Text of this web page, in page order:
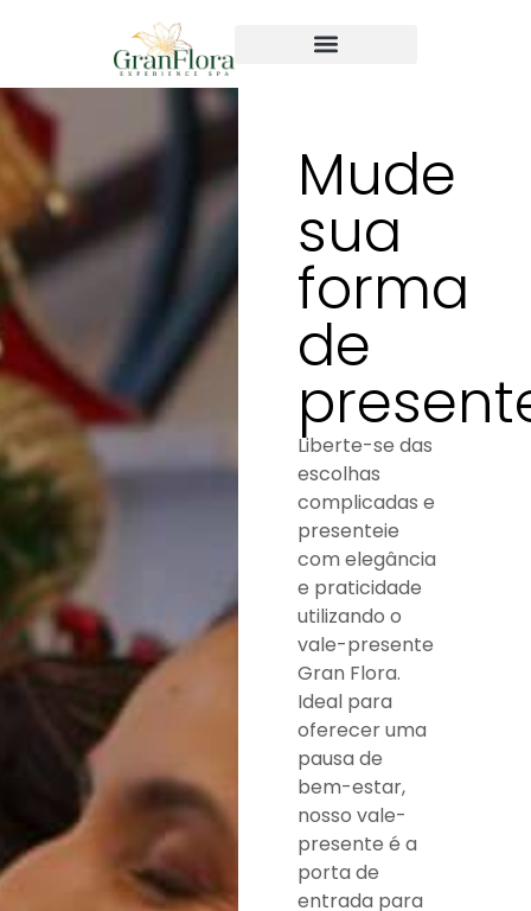
Mude
sua
forma
de
Liberte-se das
escolhas
complicadas e
presenteie
com elegância
e praticidade
utilizando o
vale-presente
Gran Flora.
Ideal para
oferecer uma
pausa de
bem-estar,
nosso vale-
presente é a
porta de
entrada para